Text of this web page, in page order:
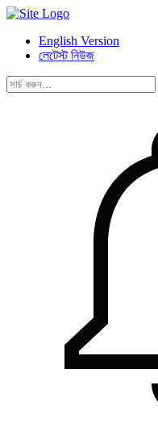
English Version
লেটেস্ট নিউজ